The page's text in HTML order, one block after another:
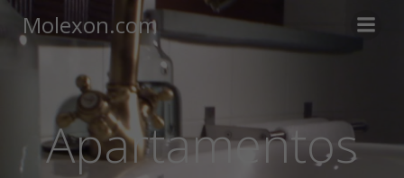
Saltar
contenido
Molexon.com
Apartamentos